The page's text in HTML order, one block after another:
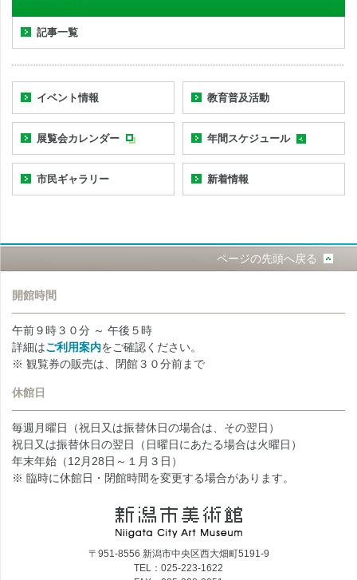
記事一覧
イベント情報 教育普及活動
展覧会カレンダー 年間スケジュール
市民ギャラリー 新着情報
ページの先頭へ戻る
開館時間
午前９時３０分 ～ 午後５時
詳細はご利用案内をご確認ください。
※ 観覧券の販売は、閉館３０分前まで
休館日
毎週月曜日（祝日又は振替休日の場合は、その翌日）
祝日又は振替休日の翌日（日曜日にあたる場合は火曜日）
年末年始（12月28日～１月３日）
※ 臨時に休館日・閉館時間を変更する場合があります。
〒951-8556 新潟市中央区西大畑町5191-9
TEL：025-223-1622